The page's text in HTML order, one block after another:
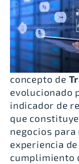
concepto de
evolucionado
indicador de
que
negocios para
experiencia
cumplimiento